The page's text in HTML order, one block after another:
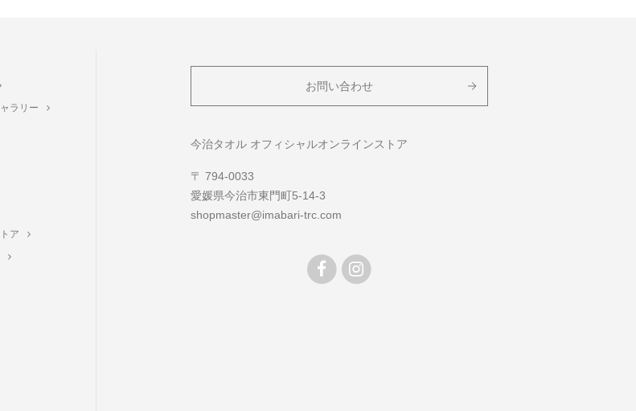
ラリー
ア
お問い合わせ
今治タオル オフィシャルオンラインストア
〒 794-0033
愛媛県今治市東門町5-14-3
shopmaster@imabari-trc.com